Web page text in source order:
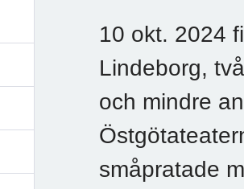
10 okt. 2024
Lindeborg,
och mindre
småpratade